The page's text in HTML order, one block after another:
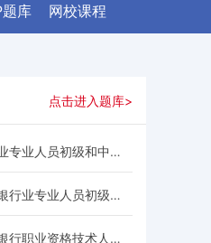
库 网校课程
点击进入题库>
2024年上半年银行业专业人员初级和中级职业资格考试报名公告
关于2024年下半年银行业专业人员初级和中级职业资格考试报名的公告
关于做好2026年度银行职业资格技术人员考试工作计划及有关事项的通知